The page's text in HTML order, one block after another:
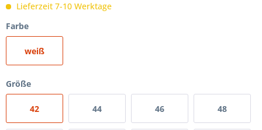
Lieferzeit 7-10 Werktage
Farbe
weiß
Größe
42 44 46 48